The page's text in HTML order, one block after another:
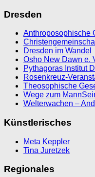
Dresden
Anthroposophische
Dresden im Wandel
Osho New Dawn e.
Pythagoras Institut
Rosenkreuz-
Theosophische
Wege zum
Welterwachen –
Künstlerisches
Meta Keppler
Tina Juretzek
Regionales